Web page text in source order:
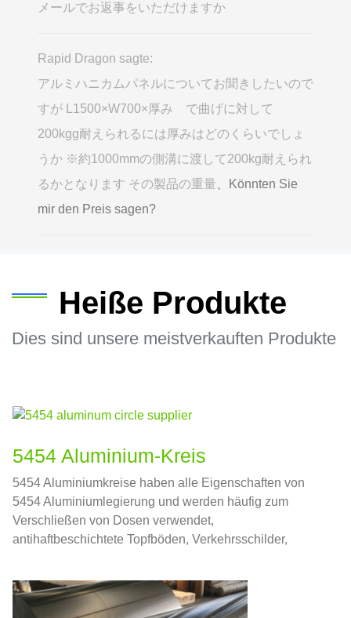
メールでお返事をいただけますか
Rapid Dragon sagte:
アルミハニカムパネルについてお聞きしたいので
すが L1500×W700×厚み で曲げに対して
200kgg耐えられるには厚みはどのくらいでしょ
うか ※約1000mmの側溝に渡して200kg耐えられ
るかとなります その製品の重量 、Könnten Sie
mir den Preis sagen?
Heiße Produkte
Dies sind unsere meistverkauften Produkte
5454 Aluminium-Kreis
5454 Aluminiumkreise haben alle Eigenschaften von
5454 Aluminiumlegierung und werden häufig zum
Verschließen von Dosen verwendet,
antihaftbeschichtete Topfböden, Verkehrsschilder,